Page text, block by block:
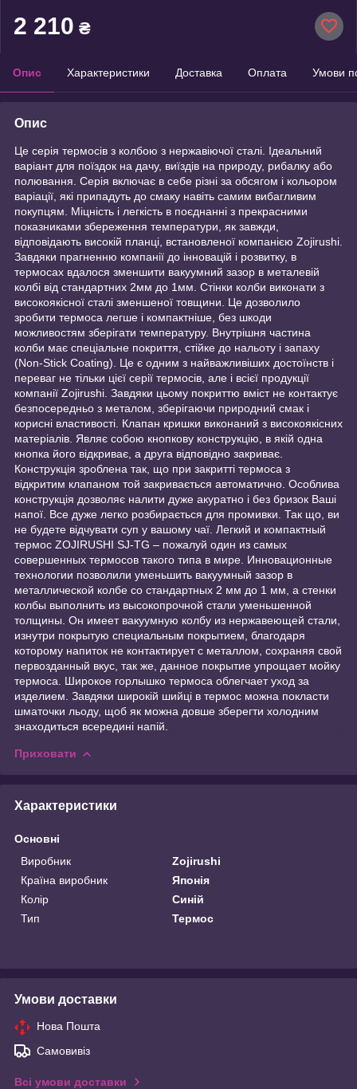
2 210 ₴
Опис Характеристики Доставка Оплата Умови
Опис
Це серія термосів з колбою з нержавіючої сталі. Ідеальний
варіант для поїздок на дачу, виїздів на природу, рибалку або
полювання. Серія включає в себе різні за обсягом і кольором
варіації, які припадуть до смаку навіть самим вибагливим
покупцям. Міцність і легкість в поєднанні з прекрасними
показниками збереження температури, як завжди,
відповідають високій планці, встановленої компанією Zojirushi.
Завдяки прагненню компанії до інновацій і розвитку, в
термосах вдалося зменшити вакуумний зазор в металевій
колбі від стандартних 2мм до 1мм. Стінки колби виконати з
високоякісної сталі зменшеної товщини. Це дозволило
зробити термоса легше і компактніше, без шкоди
можливостям зберігати температуру. Внутрішня частина
колби має спеціальне покриття, стійке до нальоту і запаху
(Non-Stick Coating). Це є одним з найважливіших достоїнств і
переваг не тільки цієї серії термосів, але і всієї продукції
компанії Zojirushi. Завдяки цьому покриттю вміст не контактує
безпосередньо з металом, зберігаючи природний смак і
корисні властивості. Клапан кришки виконаний з високоякісних
матеріалів. Являє собою кнопкову конструкцію, в якій одна
кнопка його відкриває, а друга відповідно закриває.
Конструкція зроблена так, що при закритті термоса з
відкритим клапаном той закривається автоматично. Особлива
конструкція дозволяє налити дуже акуратно і без бризок Ваші
напої. Все дуже легко розбирається для промивки. Так що, ви
не будете відчувати суп у вашому чаї. Легкий и компактный
термос ZOJIRUSHI SJ-TG – пожалуй один из самых
совершенных термосов такого типа в мире. Инновационные
технологии позволили уменьшить вакуумный зазор в
металлической колбе со стандартных 2 мм до 1 мм, а стенки
колбы выполнить из высокопрочной стали уменьшенной
толщины. Он имеет вакуумную колбу из нержавеющей стали,
изнутри покрытую специальным покрытием, благодаря
которому напиток не контактирует с металлом, сохраняя свой
первозданный вкус, так же, данное покрытие упрощает мойку
термоса. Широкое горлышко термоса облегчает уход за
изделием. Завдяки широкій шийці в термос можна покласти
шматочки льоду, щоб як можна довше зберегти холодним
знаходиться всередині напій.
Приховати
Характеристики
Основні
Виробник
Zojirushi
Країна виробник
Японія
Колір
Синій
Тип
Термос
Умови доставки
Нова Пошта
Самовивіз
Всі умови доставки